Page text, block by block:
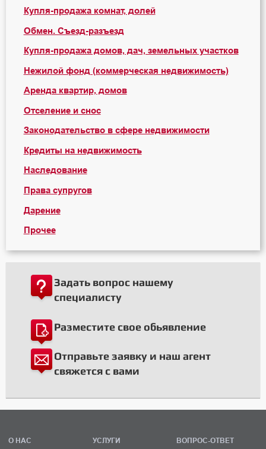
Купля-продажа комнат, долей
Обмен. Съезд-разъезд
Купля-продажа домов, дач, земельных участков
Нежилой фонд (коммерческая недвижимость)
Аренда квартир, домов
Отселение и снос
Законодательство в сфере недвижимости
Кредиты на недвижимость
Наследование
Права супругов
Дарение
Прочее
Задать вопрос нашему
специалисту
Разместите свое обьявление
Отправьте заявку и наш агент
свяжется с вами
О НАС
УСЛУГИ
ВОПРОС-ОТВЕТ